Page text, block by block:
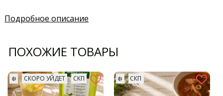
Подробное описание
ПОХОЖИЕ ТОВАРЫ
❄️ СКОРО УЙДЕТ СКП ❄️ СКП